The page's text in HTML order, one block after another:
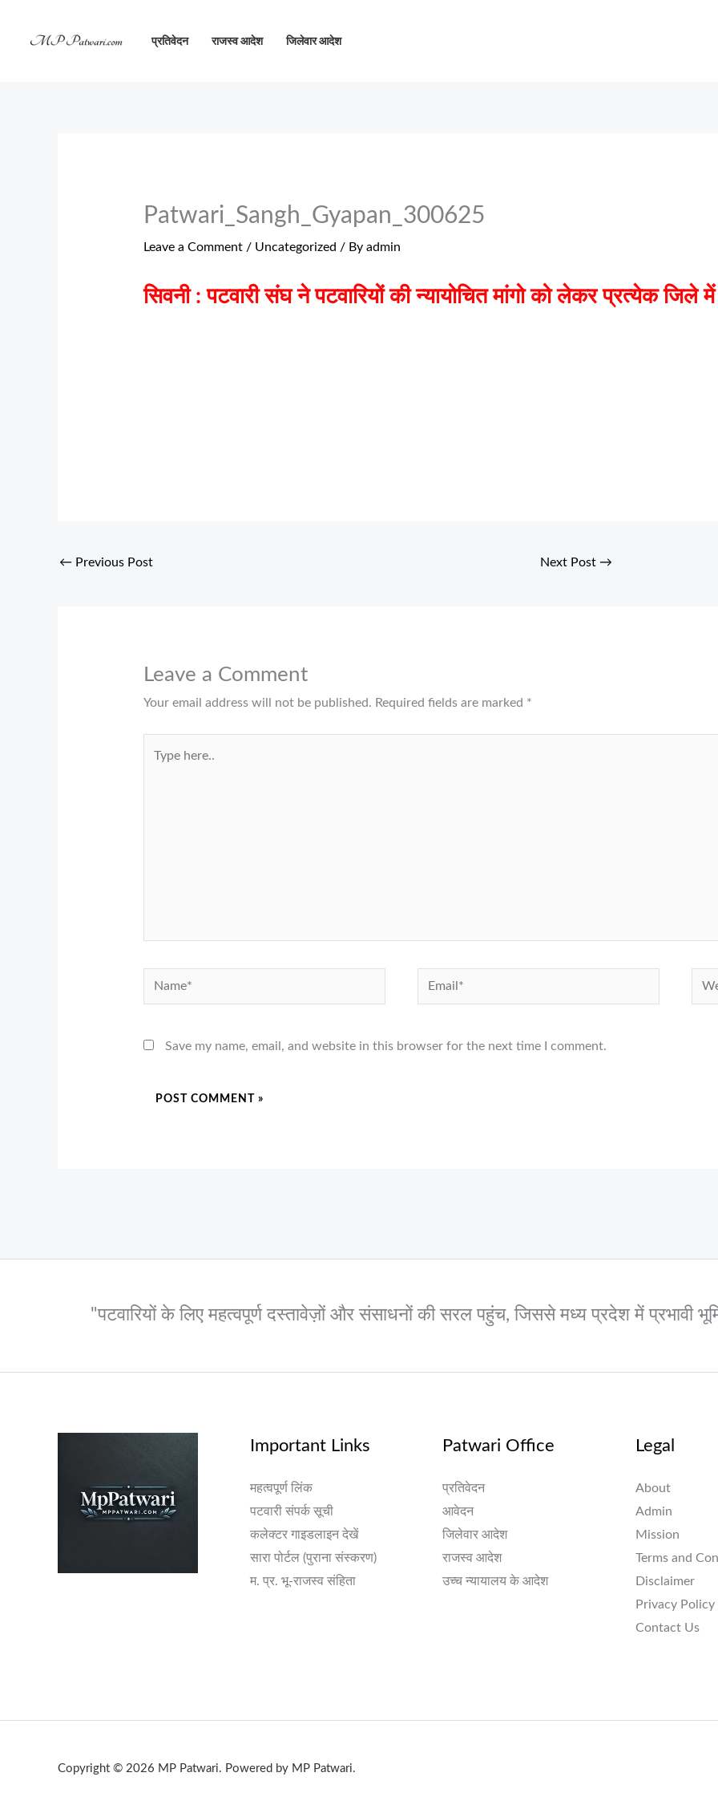
प्रतिवेदन राजस्व आदेश जिलेवार आदेश
Patwari_Sangh_Gyapan_300625
Leave a Comment / Uncategorized / By admin
सिवनी : पटवारी संघ ने पटवारियों की न्यायोचित मांगो को लेकर प्रत्येक जिले में
← Previous Post Next Post →
Leave a Comment
Your email address will not be published. Required fields are marked *
Name* Email*
Save my name, email, and website in this browser for the next time I comment.
"पटवारियों के लिए महत्वपूर्ण दस्तावेज़ों और संसाधनों की सरल पहुंच, जिससे मध्य प्रदेश में
Important Links
महत्वपूर्ण लिंक
पटवारी संपर्क सूची
कलेक्टर गाइडलाइन देखें
सारा पोर्टल (पुराना संस्करण)
म. प्र. भू-राजस्व संहिता
Patwari Office
प्रतिवेदन
आवेदन
जिलेवार आदेश
राजस्व आदेश
उच्च न्यायालय के आदेश
Legal
About
Admin
Mission
Terms and
Disclaimer
Privacy Policy
Contact Us
Copyright © 2026 MP Patwari. Powered by MP Patwari.